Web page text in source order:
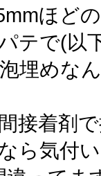
ほど
テで(以
埋めな
接着剤
ら気付